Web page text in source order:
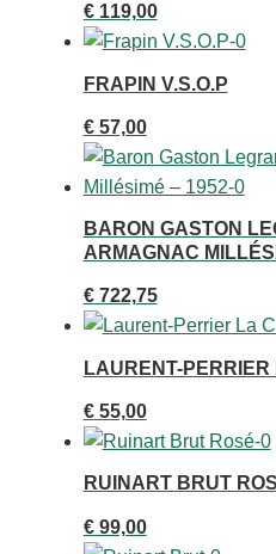
€119,00
FRAPIN V.S.O.P
€57,00
BARON GASTON
ARMAGNAC
€722,75
LAURENT-
€55,00
RUINART BRUT
€99,00